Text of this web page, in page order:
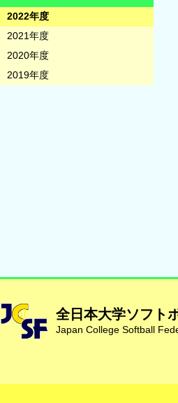
2022年度
2021年度
2020年度
2019年度
全日本大学ソフト
Japan College Softball